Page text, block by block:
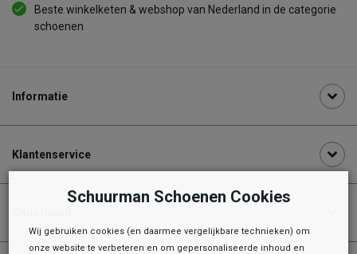
Beste winkelketen & webshop van Nederland in de categorie
schoenen
Informatie
Klantenservice
Schuurman Schoenen Cookies
Wij gebruiken cookies (en daarmee vergelijkbare technieken) om
onze website te verbeteren en om gepersonaliseerde inhoud en